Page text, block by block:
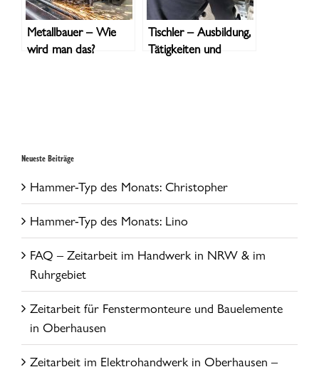
Metallbauer – Wie
wird man das?
Tischler – Ausbildung,
Tätigkeiten und
Neueste Beiträge
Hammer-Typ des Monats: Christopher
Hammer-Typ des Monats: Lino
FAQ – Zeitarbeit im Handwerk in NRW & im
Ruhrgebiet
Zeitarbeit für Fenstermonteure und Bauelemente
in Oberhausen
Zeitarbeit im Elektrohandwerk in Oberhausen –